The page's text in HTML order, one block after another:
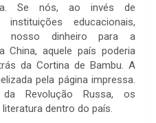
Se nós, ao invés de
educacionais,
nosso dinheiro para a
China, aquele país poderia
da Cortina de Bambu. A
pela página impressa.
Revolução Russa, os
dentro do país.